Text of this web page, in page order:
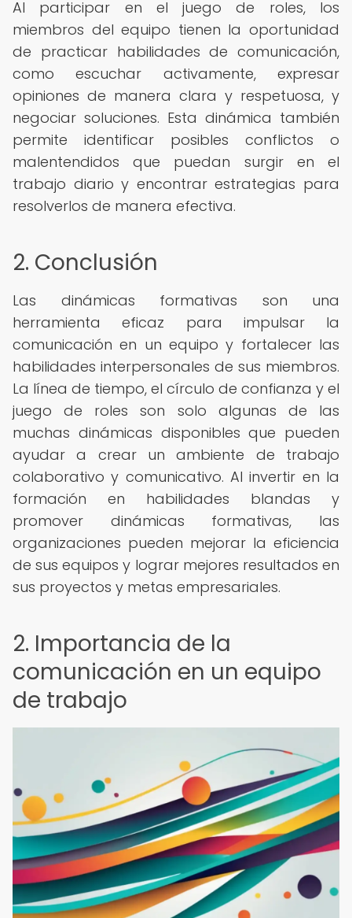
Al participar en el juego de roles, los
miembros del equipo tienen la oportunidad
de practicar habilidades de comunicación,
como escuchar activamente, expresar
opiniones de manera clara y respetuosa, y
negociar soluciones. Esta dinámica también
permite identificar posibles conflictos o
malentendidos que puedan surgir en el
trabajo diario y encontrar estrategias para
resolverlos de manera efectiva.
2. Conclusión
Las dinámicas formativas son una
herramienta eficaz para impulsar la
comunicación en un equipo y fortalecer las
habilidades interpersonales de sus miembros.
La línea de tiempo, el círculo de confianza y el
juego de roles son solo algunas de las
muchas dinámicas disponibles que pueden
ayudar a crear un ambiente de trabajo
colaborativo y comunicativo. Al invertir en la
formación en habilidades blandas y
promover dinámicas formativas, las
organizaciones pueden mejorar la eficiencia
de sus equipos y lograr mejores resultados en
sus proyectos y metas empresariales.
2. Importancia de la
comunicación en un equipo
de trabajo